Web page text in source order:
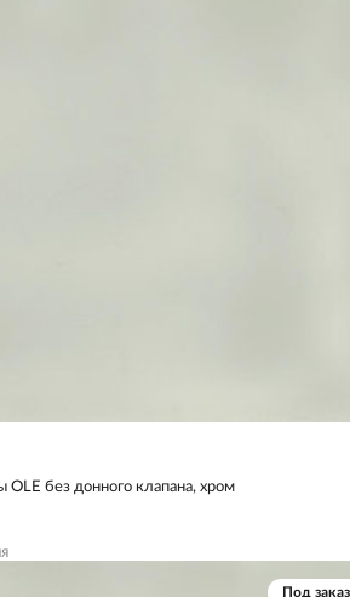
OLE без донного клапана, хром
Под заказ